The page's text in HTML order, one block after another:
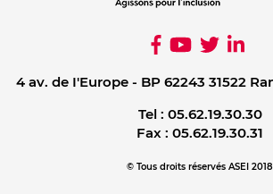
4 av. de I'Europe - BP 62243 31522
Tel : 05.62.19.30.30
Fax : 05.62.19.30.31
© Tous droits réservés ASEI 2018